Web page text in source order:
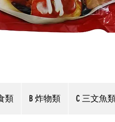
類 B 炸物類 C 三文魚